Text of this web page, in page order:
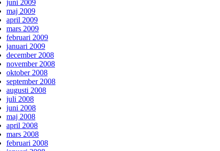
juni 2009
maj 2009
april 2009
mars 2009
februari 2009
januari 2009
december 2008
november 2008
oktober 2008
september 2008
augusti 2008
juli 2008
juni 2008
maj 2008
april 2008
mars 2008
februari 2008